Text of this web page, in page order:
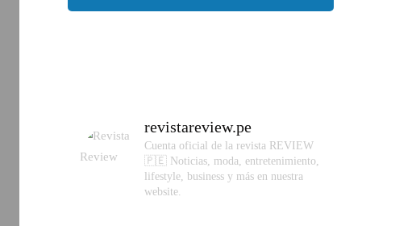
revistareview.pe
Cuenta oficial de la revista REVIEW
🇵🇪 Noticias, moda, entretenimiento,
lifestyle, business y más en nuestra
website.